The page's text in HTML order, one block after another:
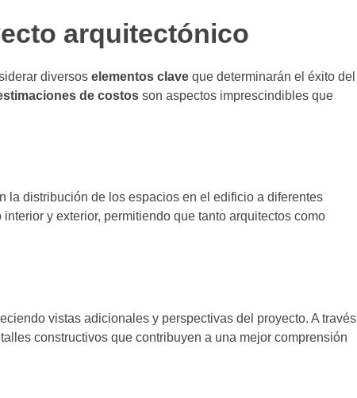
arquitectónico
diversos elementos clave que determinarán el éxito del
de costos son aspectos imprescindibles que
la distribución de los espacios en el edificio a diferentes
y exterior, permitiendo que tanto arquitectos como
vistas adicionales y perspectivas del proyecto. A través
constructivos que contribuyen a una mejor comprensión